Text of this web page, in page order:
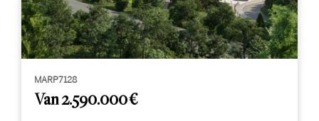
MARP7128
Van 2.590.000 €